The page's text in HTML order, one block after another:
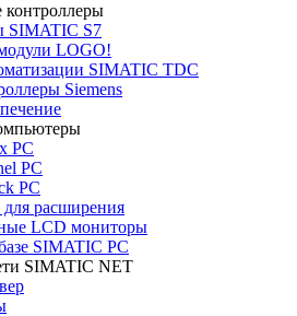
SIMATIC S7
LOGO!
SIMATIC TDC
Siemens
PC
PС
PC
расширения
LCD мониторы
SIMATIC PC
SIMATIC NET